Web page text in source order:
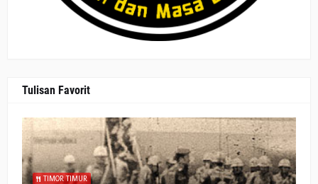
Tulisan Favorit
TIMOR TIMUR